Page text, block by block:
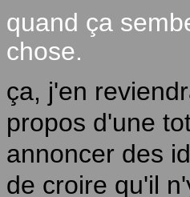
quand ça
chose.
ça, j'en
propos d'une
annoncer des
de croire qu'il